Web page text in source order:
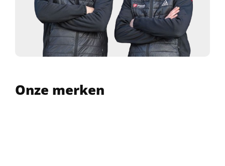
Onze merken